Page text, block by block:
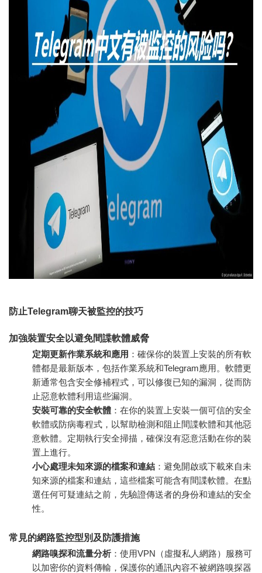
防止Telegram聊天被監控的技巧
加強裝置安全以避免間諜軟體威脅
定期更新作業系統和應用 ：確保你的裝置上安裝的所有軟
體都是最新版本，包括作業系統和Telegram應用。軟體更
新通常包含安全修補程式，可以修復已知的漏洞，從而防
止惡意軟體利用這些漏洞。
安裝可靠的安全軟體 ：在你的裝置上安裝一個可信的安全
軟體或防病毒程式，以幫助檢測和阻止間諜軟體和其他惡
意軟體。定期執行安全掃描，確保沒有惡意活動在你的裝
置上進行。
小心處理未知來源的檔案和連結 ：避免開啟或下載來自未
知來源的檔案和連結，這些檔案可能含有間諜軟體。在點
選任何可疑連結之前，先驗證傳送者的身份和連結的安全
性。
常見的網路監控型別及防護措施
網路嗅探和流量分析 ：使用VPN（虛擬私人網路）服務可
以加密你的資料傳輸，保護你的通訊內容不被網路嗅探器